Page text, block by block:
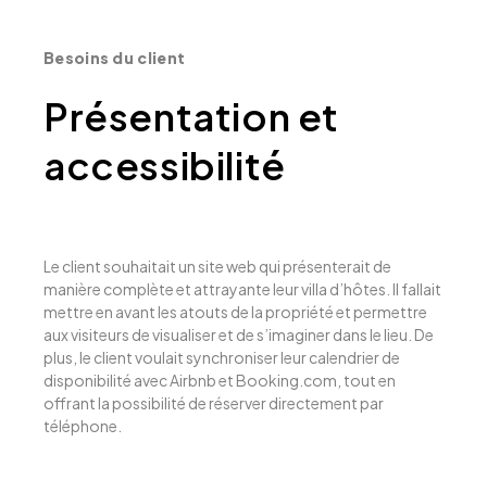
Besoins du client
Présentation et
accessibilité
Le client souhaitait un site web qui présenterait de
manière complète et attrayante leur villa d’hôtes. Il fallait
mettre en avant les atouts de la propriété et permettre
aux visiteurs de visualiser et de s’imaginer dans le lieu. De
plus, le client voulait synchroniser leur calendrier de
disponibilité avec Airbnb et Booking.com, tout en
offrant la possibilité de réserver directement par
téléphone.